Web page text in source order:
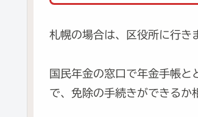
札幌の場合は、区役所に行き
国民年金の窓口で年金手帳と
で、免除の手続きができるか